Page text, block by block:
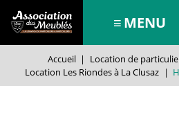
MENU
Accueil | Location de
Location Les Riondes à La Clusaz |